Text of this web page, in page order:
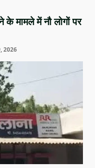
मामले में नौ लोगों पर
2026